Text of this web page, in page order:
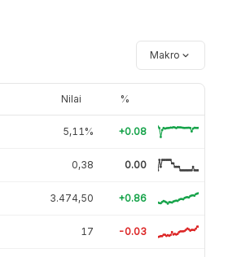
Makro
Nilai %
5,11% +0.08
0,38 0.00
3.474,50 +0.86
17 -0.03